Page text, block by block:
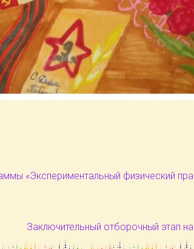
«Экспериментальный физический
Заключительный отборочный этап